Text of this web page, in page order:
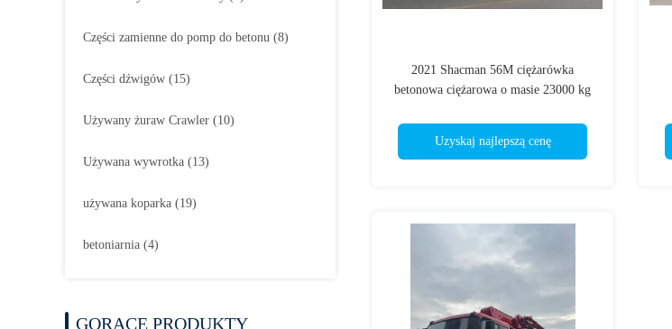
Części zamienne do pomp do betonu (8)
Części dźwigów (15)
Używany żuraw Crawler (10)
Używana wywrotka (13)
używana koparka (19)
betoniarnia (4)
GORĄCE PRODUKTY
2021 Shacman 56M ciężarówka
betonowa ciężarowa o masie 23000 kg
Uzyskaj najlepszą cenę